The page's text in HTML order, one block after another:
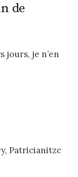
de
jours, je n’en
Patricianitzc